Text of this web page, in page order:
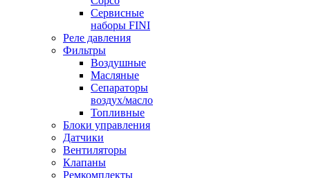
Сервисные
наборы FINI
Реле давления
Фильтры
Воздушные
Масляные
Сепараторы
воздух/масло
Топливные
Блоки управления
Датчики
Вентиляторы
Клапаны
Ремкомплекты